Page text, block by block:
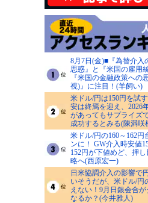
8月7日(金)■『為替介入
思惑』と『米国の雇用
『米国の金融政策への
視)』に注目！(羊飼い)
米ドル/円は150円を試
安は終焉を迎え、2026
があってもサプライズ
成功するとみる(陳満咲
米ドル/円の160～162
ンに！ GW介入時安値
152円が下値めど、押
略へ(西原宏一)
日米協調介入の影響で
いそうだが、米ドル/円
えない！9月日銀会合
なるか？(今井雅人)